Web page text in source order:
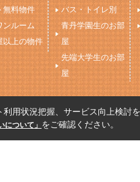
無料物件
ンルーム
以上の物件
バス・トイレ別
青丹学園生のお部
屋
先端大学生のお部
屋
用状況把握、サービス向上検討
について」 をご確認ください。